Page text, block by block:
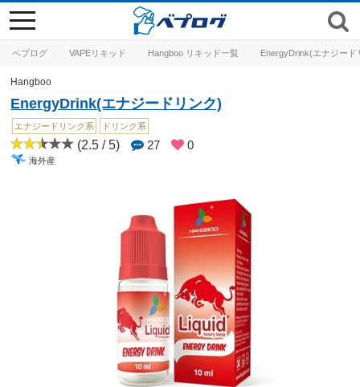
ベプログ VAPEリキッド Hangboo リキッド一覧 EnergyDrink(エナジード
toggle
navigation
Hangboo
EnergyDrink(エナジードリンク)
エナジードリンク系 ドリンク系
(2.5 / 5) 27 0
海外産